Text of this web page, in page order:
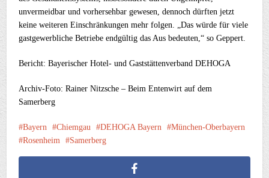
unvermeidbar und vorhersehbar gewesen, dennoch dürften jetzt
keine weiteren Einschränkungen mehr folgen. „Das würde für viele
gastgewerbliche Betriebe endgültig das Aus bedeuten,“ so Geppert.
Bericht: Bayerischer Hotel- und Gaststättenverband DEHOGA
Archiv-Foto: Rainer Nitzsche – Beim Entenwirt auf dem
Samerberg
Bayern Chiemgau DEHOGA Bayern
München-Oberbayern
Rosenheim
Samerberg